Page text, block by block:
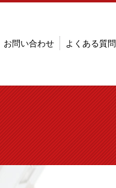
お問い合わせ よくある質問